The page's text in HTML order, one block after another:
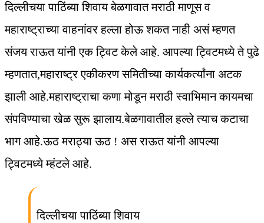
दिल्लीचया पाठिंब्या शिवाय बेळगावात मराठी माणूस व
महाराष्ट्राच्या वाहनांवर हल्ला होऊ शकत नाही असं म्हणत
संजय राऊत यांनी एक ट्विट केले आहे. आपल्या ट्विटमध्ये ते पुढे
म्हणतात,महाराष्ट्र एकीकरण समितीच्या कार्यकर्त्यांना अटक
झाली आहे.महाराष्ट्राचा कणा मोडून मराठी स्वाभिमान कायमचा
संपविण्याचा खेळ सुरू झालाय.बेळगावातील हल्ले त्याच कटाचा
भाग आहे.ऊठ मराठ्या ऊठ ! अस राऊत यांनी आपल्या
ट्विटमध्ये म्हंटले आहे.
दिल्लीचया पाठिंब्या शिवाय